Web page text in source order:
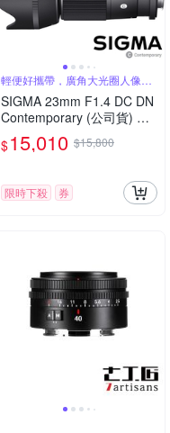
輕便好攜帶，廣角大光圈人像
鏡，美麗淺景深
SIGMA 23mm F1.4 DC DN
Contemporary (公司貨) 廣
角大光圈定焦鏡 人像鏡 AP
S-C 無反微單眼專用鏡頭
$15,010 $15,800
限時下殺 券